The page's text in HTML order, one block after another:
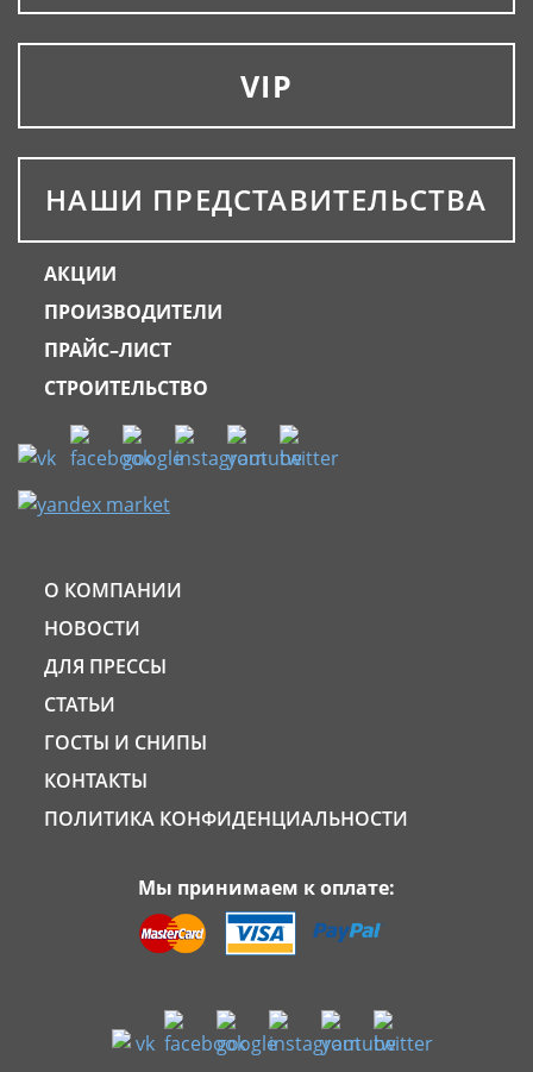
VIP
НАШИ ПРЕДСТАВИТЕЛЬСТВА
АКЦИИ
ПРОИЗВОДИТЕЛИ
ПРАЙС–ЛИСТ
СТРОИТЕЛЬСТВО
О КОМПАНИИ
НОВОСТИ
ДЛЯ ПРЕССЫ
СТАТЬИ
ГОСТЫ И СНИПЫ
КОНТАКТЫ
ПОЛИТИКА КОНФИДЕНЦИАЛЬНОСТИ
Мы принимаем к оплате: